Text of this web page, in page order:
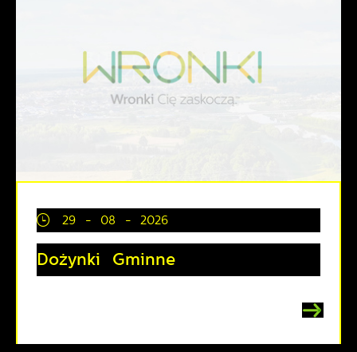
29 - 08 - 2026
Dożynki Gminne